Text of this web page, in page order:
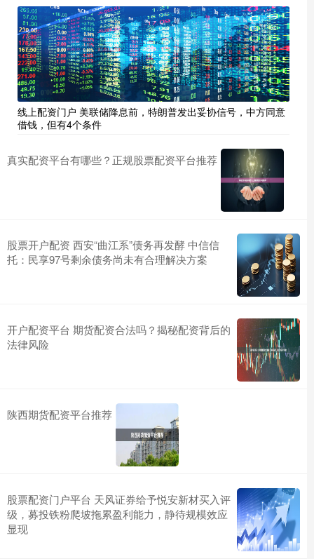
线上配资门户 美联储降息前，特朗普发出妥协信号，中方同意
借钱，但有4个条件
真实配资平台有哪些？正规股票配资平台推荐
股票开户配资 西安“曲江系”债务再发酵 中信信
托：民享97号剩余债务尚未有合理解决方案
开户配资平台 期货配资合法吗？揭秘配资背后的
法律风险
陕西期货配资平台推荐
股票配资门户平台 天风证券给予悦安新材买入评
级，募投铁粉爬坡拖累盈利能力，静待规模效应
显现